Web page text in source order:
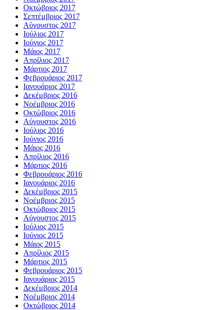
Οκτώβριος 2017
Σεπτέμβριος 2017
Αύγουστος 2017
Ιούλιος 2017
Ιούνιος 2017
Μάιος 2017
Απρίλιος 2017
Μάρτιος 2017
Φεβρουάριος 2017
Ιανουάριος 2017
Δεκέμβριος 2016
Νοέμβριος 2016
Οκτώβριος 2016
Αύγουστος 2016
Ιούλιος 2016
Ιούνιος 2016
Μάιος 2016
Απρίλιος 2016
Μάρτιος 2016
Φεβρουάριος 2016
Ιανουάριος 2016
Δεκέμβριος 2015
Νοέμβριος 2015
Οκτώβριος 2015
Αύγουστος 2015
Ιούλιος 2015
Ιούνιος 2015
Μάιος 2015
Απρίλιος 2015
Μάρτιος 2015
Φεβρουάριος 2015
Ιανουάριος 2015
Δεκέμβριος 2014
Νοέμβριος 2014
Οκτώβριος 2014